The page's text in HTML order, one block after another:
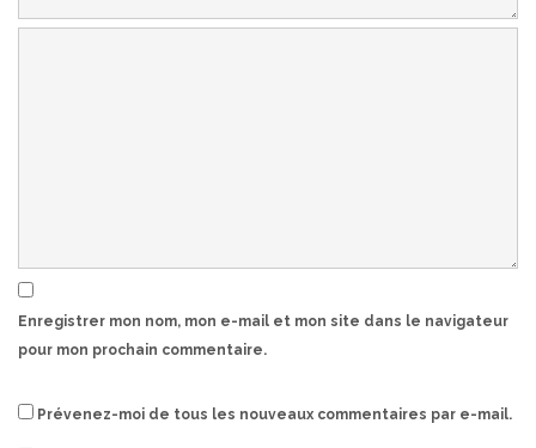
Enregistrer mon nom, mon e-mail et mon site dans le navigateur
pour mon prochain commentaire.
Prévenez-moi de tous les nouveaux commentaires par e-mail.